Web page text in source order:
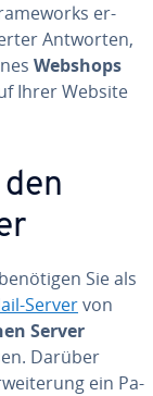
er­
Antworten,
Webshops
Ihrer Website
Sie als
Servervon
Server
Darüber
ein Pa­